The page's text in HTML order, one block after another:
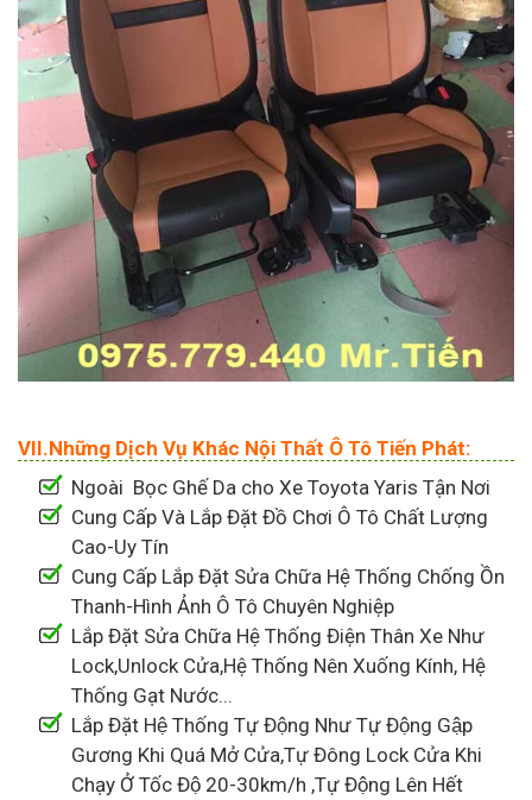
VII.Những Dịch Vụ Khác Nội Thất Ô Tô Tiến Phát:
Ngoài Bọc Ghế Da cho Xe Toyota Yaris Tận Nơi
Cung Cấp Và Lắp Đặt Đồ Chơi Ô Tô Chất Lượng
Cao-Uy Tín
Cung Cấp Lắp Đặt Sửa Chữa Hệ Thống Chống Ồn
Thanh-Hình Ảnh Ô Tô Chuyên Nghiệp
Lắp Đặt Sửa Chữa Hệ Thống Điện Thân Xe Như
Lock,Unlock Cửa,Hệ Thống Nên Xuống Kính, Hệ
Thống Gạt Nước...
Lắp Đặt Hệ Thống Tự Động Như Tự Động Gập
Gương Khi Quá Mở Cửa,Tự Đông Lock Cửa Khi
Chạy Ở Tốc Độ 20-30km/h ,Tự Động Lên Hết